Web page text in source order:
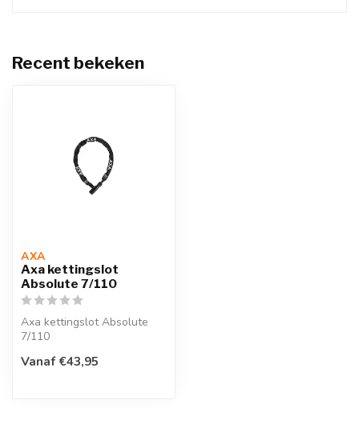
Recent bekeken
AXA
Axa kettingslot
Absolute 7/110
Axa kettingslot Absolute
7/110
Vanaf €43,95